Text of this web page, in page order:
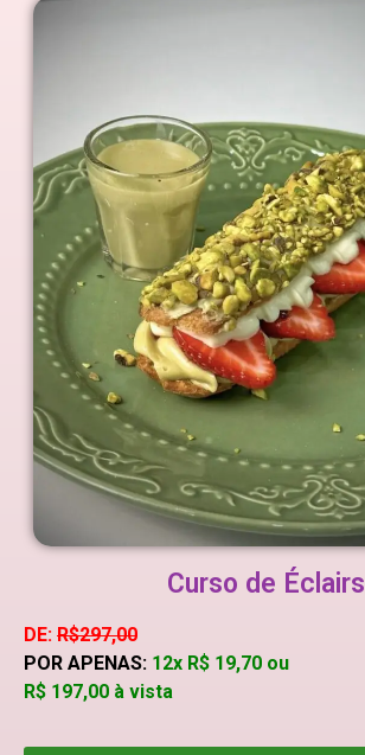
Curso de Éclairs
DE: R$297,00
POR APENAS: 12x R$ 19,70 ou
R$ 197,00 à vista